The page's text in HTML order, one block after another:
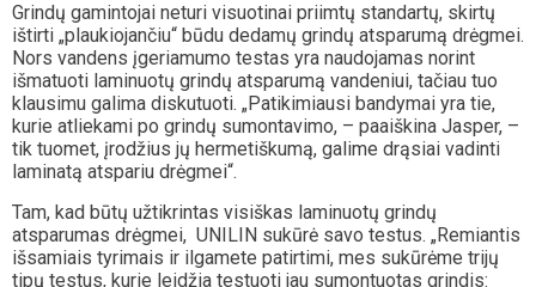
Grindų gamintojai neturi visuotinai priimtų standartų, skirtų
ištirti „plaukiojančiu“ būdu dedamų grindų atsparumą drėgmei.
Nors vandens įgeriamumo testas yra naudojamas norint
išmatuoti laminuotų grindų atsparumą vandeniui, tačiau tuo
klausimu galima diskutuoti. „Patikimiausi bandymai yra tie,
kurie atliekami po grindų sumontavimo, – paaiškina Jasper, –
tik tuomet, įrodžius jų hermetiškumą, galime drąsiai vadinti
laminatą atspariu drėgmei“.
Tam, kad būtų užtikrintas visiškas laminuotų grindų
atsparumas drėgmei, UNILIN sukūrė savo testus. „Remiantis
išsamiais tyrimais ir ilgamete patirtimi, mes sukūrėme trijų
tipų testus, kurie leidžia testuoti jau sumontuotas grindis: